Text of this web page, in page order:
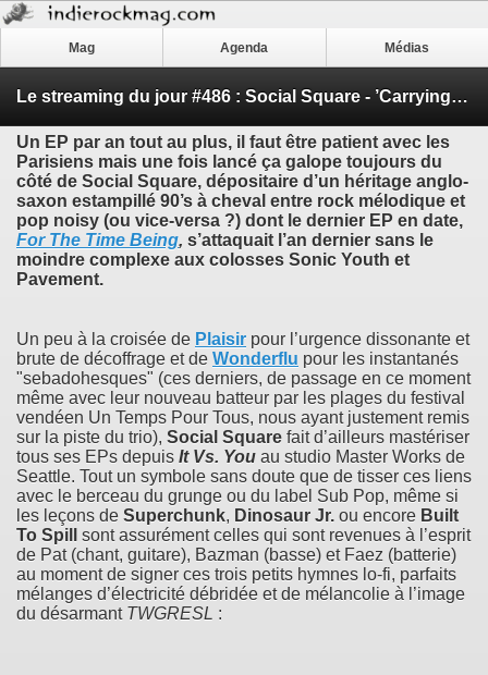
Mag Agenda Médias
Le streaming du jour #486 : Social Square - ’Carrying On EP’
Un EP par an tout au plus, il faut être patient avec les
Parisiens mais une fois lancé ça galope toujours du
côté de Social Square, dépositaire d’un héritage anglo-
saxon estampillé 90’s à cheval entre rock mélodique et
pop noisy (ou vice-versa ?) dont le dernier EP en date,
For The Time Being, s’attaquait l’an dernier sans le
moindre complexe aux colosses Sonic Youth et
Pavement.
Un peu à la croisée de Plaisir pour l’urgence dissonante et
brute de décoffrage et de Wonderflu pour les instantanés
"sebadohesques" (ces derniers, de passage en ce moment
même avec leur nouveau batteur par les plages du festival
vendéen Un Temps Pour Tous, nous ayant justement remis
sur la piste du trio), Social Square fait d’ailleurs mastériser
tous ses EPs depuis It Vs. You au studio Master Works de
Seattle. Tout un symbole sans doute que de tisser ces liens
avec le berceau du grunge ou du label Sub Pop, même si
les leçons de Superchunk, Dinosaur Jr. ou encore Built
To Spill
sont assurément celles qui sont revenues à l’esprit
de Pat (chant, guitare), Bazman (basse) et Faez (batterie)
au moment de signer ces trois petits hymnes lo-fi, parfaits
mélanges d’électricité débridée et de mélancolie à l’image
du désarmant TWGRESL :